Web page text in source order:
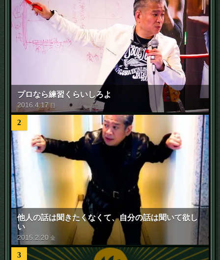
プロなら練習くらいしろよ
2016 .4.17 日
2
他人の話は聞きたくなくて、自分の話は聞いて欲し
い
2015 2 20 金
3